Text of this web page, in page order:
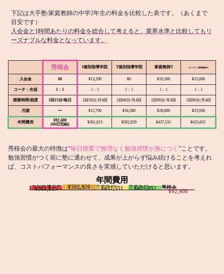
下記は大手塾/家庭教師の中学2年生の料金を比較した表です。（あくまで
目安です）
入会金と1時間あたりの料金を総合して考えると、業界水準と比較してもリ
ーズナブルな料金となっています。
秀桜会 I個別指導学院 T個別指導学院 家庭教師T オンライン家庭教師M
入会金 ¥0 ¥13,200 ¥0 ¥10,500 ¥15,000
コーチ：生徒 1：1 1：1 1：1 1：1 1：1
授業時間/頻度 1回15分/毎日 1回50分/月4回 1回60分/月4回 1回90分/月4回 1回80分/月4回
月謝 ー ¥12,700 ¥34,560 ¥28,000 ¥23,936
年間費用
¥92,400
(66日完結)
¥361,815 ¥592,920 ¥437,531 ¥425,652
秀桜会の最大の特徴は“毎日授業で無理なく勉強習慣が身につく ”ことです。
勉強習慣がつく前に塾に通わせて、成果が上がらず悩み続けることを考えれ
ば、コストパフォーマンスの良さを実感していただけると思います。
年間費用
I個別指導学院
¥361,815 T個別指導学院
¥592,920 家庭教師T
¥437,531 家庭教師M
¥425,652 秀桜会
¥92,400